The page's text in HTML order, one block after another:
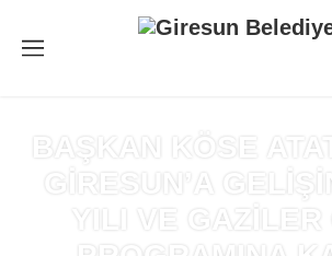
BAŞKAN KÖSE
GİRESUN’A
YILI VE GAZİLER